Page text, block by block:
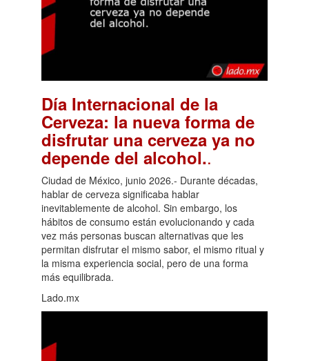
Día Internacional de la
Cerveza: la nueva forma de
disfrutar una cerveza ya no
depende del alcohol..
Ciudad de México, junio 2026.- Durante décadas,
hablar de cerveza significaba hablar
inevitablemente de alcohol. Sin embargo, los
hábitos de consumo están evolucionando y cada
vez más personas buscan alternativas que les
permitan disfrutar el mismo sabor, el mismo ritual y
la misma experiencia social, pero de una forma
más equilibrada.
Lado.mx